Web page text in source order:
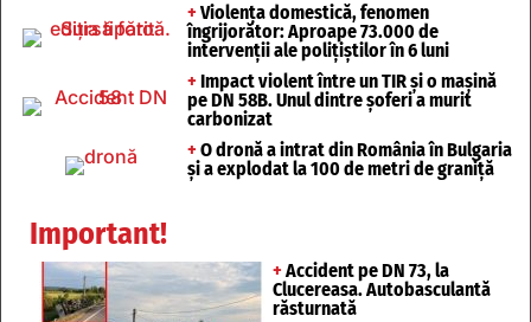
+ Violența domestică, fenomen
îngrijorător: Aproape 73.000 de
intervenții ale polițiștilor în 6 luni
+ Impact violent între un TIR și o mașină
pe DN 58B. Unul dintre șoferi a murit
carbonizat
+ O dronă a intrat din România în Bulgaria
și a explodat la 100 de metri de graniță
Important!
+ Accident pe DN 73, la
Clucereasa. Autobasculantă
răsturnată